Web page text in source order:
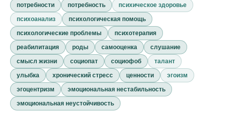
потребности
потребность
психическое здоровье
психоанализ
психологическая помощь
психологические проблемы
психотерапия
реабилитация
роды самооценка
слушание
смысл жизни
социопат социофоб
талант
улыбка
хронический стресс ценности
эгоизм
эгоцентризм
эмоциональная нестабильность
эмоциональная неустойчивость